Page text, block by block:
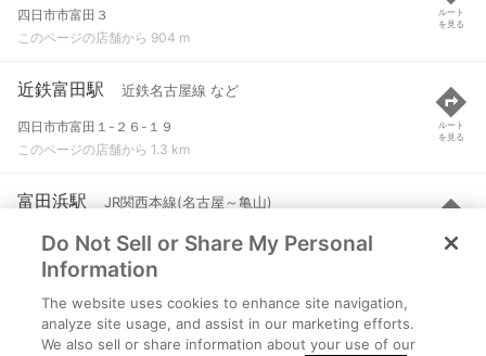
四日市市富田３
このページの店舗から 904 m
ルート
を見る
近鉄富田駅 近鉄名古屋線 など
四日市市富田１-２６-１９
このページの店舗から 1.3 km
ルート
を見る
富田浜駅 JR関西本線(名古屋～亀山)
四日市市東茂福町
このページの店舗から 2.1 km
ルート
を見る
朝日駅 JR関西本線(名古屋～亀山)
三重郡朝日町柿
Do Not Sell or Share My Personal
Information
The website uses cookies to enhance site navigation,
analyze site usage, and assist in our marketing efforts.
We also sell or share information about your use of our